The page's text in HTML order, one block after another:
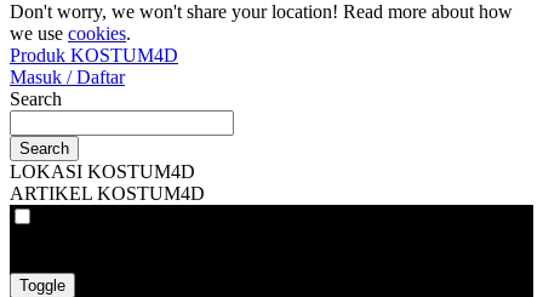
Don't worry, we won't share your location! Read more about how
we use cookies.
Produk KOSTUM4D
Masuk / Daftar
Search
Search
LOKASI KOSTUM4D
ARTIKEL KOSTUM4D
Toggle